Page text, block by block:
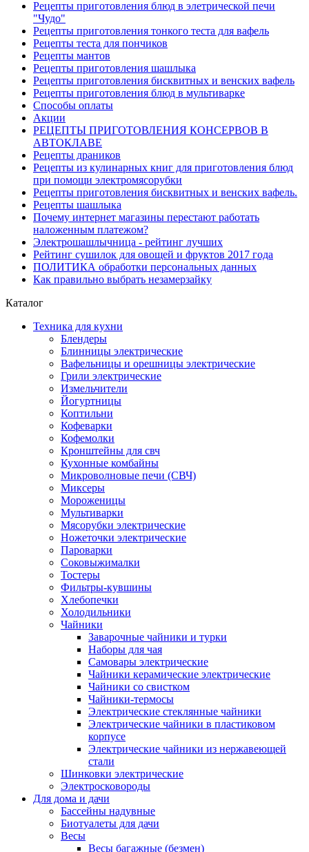
Рецепты приготовления блюд в элетрической печи
"Чудо"
Рецепты приготовления тонкого теста для вафель
Рецепты теста для пончиков
Рецепты мантов
Рецепты приготовления шашлыка
Рецепты приготовления бисквитных и венских вафель
Рецепты приготовления блюд в мультиварке
Способы оплаты
Акции
РЕЦЕПТЫ ПРИГОТОВЛЕНИЯ КОНСЕРВОВ В
АВТОКЛАВЕ
Рецепты драников
Рецепты из кулинарных книг для приготовления блюд
при помощи электромясорубки
Рецепты приготовления бисквитных и венских вафель.
Рецепты шашлыка
Почему интернет магазины перестают работать
наложенным платежом?
Электрошашлычница - рейтинг лучших
Рейтинг сушилок для овощей и фруктов 2017 года
ПОЛИТИКА обработки персональных данных
Как правильно выбрать незамерзайку
Каталог
Техника для кухни
Блендеры
Блинницы электрические
Вафельницы и орешницы электрические
Грили электрические
Измельчители
Йогуртницы
Коптильни
Кофеварки
Кофемолки
Кронштейны для свч
Кухонные комбайны
Микроволновые печи (СВЧ)
Миксеры
Мороженицы
Мультиварки
Мясорубки электрические
Ножеточки электрические
Пароварки
Соковыжималки
Тостеры
Фильтры-кувшины
Хлебопечки
Холодильники
Чайники
Заварочные чайники и турки
Наборы для чая
Самовары электрические
Чайники керамические электрические
Чайники со свистком
Чайники-термосы
Электрические стеклянные чайники
Электрические чайники в пластиковом
корпусе
Электрические чайники из нержавеющей
стали
Шинковки электрические
Электросковороды
Для дома и дачи
Бассейны надувные
Биотуалеты для дачи
Весы
Весы багажные (безмен)